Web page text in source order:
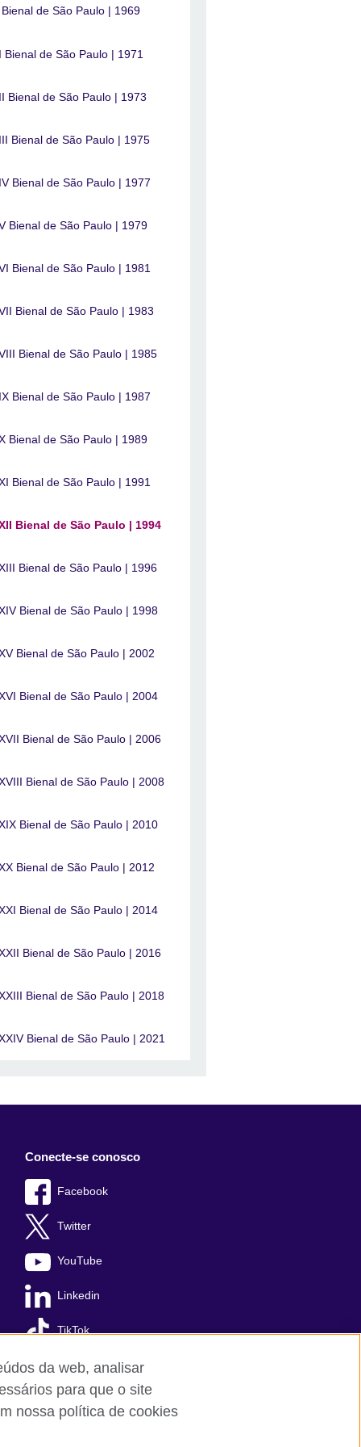
Bienal de São Paulo | 1969
Bienal de São Paulo | 1971
Bienal de São Paulo | 1973
Bienal de São Paulo | 1975
Bienal de São Paulo | 1977
Bienal de São Paulo | 1979
Bienal de São Paulo | 1981
Bienal de São Paulo | 1983
Bienal de São Paulo | 1985
Bienal de São Paulo | 1987
Bienal de São Paulo | 1989
Bienal de São Paulo | 1991
Bienal de São Paulo | 1994
Bienal de São Paulo | 1996
Bienal de São Paulo | 1998
Bienal de São Paulo | 2002
Bienal de São Paulo | 2004
Bienal de São Paulo | 2006
Bienal de São Paulo | 2008
Bienal de São Paulo | 2010
Bienal de São Paulo | 2012
Bienal de São Paulo | 2014
Bienal de São Paulo | 2016
Bienal de São Paulo | 2018
Bienal de São Paulo | 2021
Conecte-se conosco
Facebook
Twitter
YouTube
Linkedin
TikTok
Cookies
da web, analisar
para que o site
nossa política de cookies